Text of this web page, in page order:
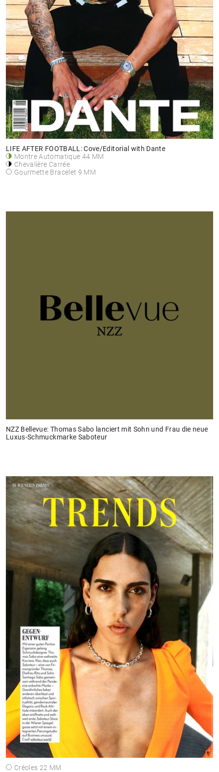
LIFE AFTER FOOTBALL: Cove/Editorial with Dante
Montre Automatique 44 MM
Chevalière Carrée
Gourmette Bracelet 9 MM
NZZ Bellevue: Thomas Sabo lanciert mit Sohn und Frau die neue
Luxus-Schmuckmarke Saboteur
Créoles 22 MM